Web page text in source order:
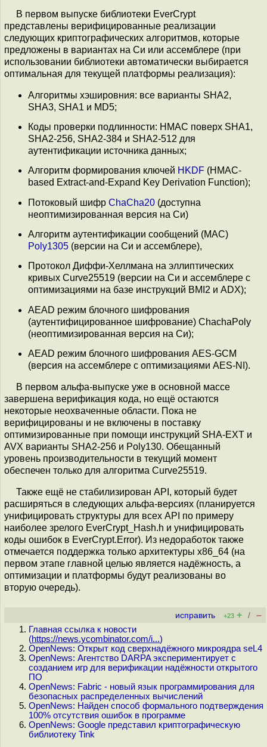
В первом выпуске библиотеки EverCrypt
представлены верифицированные реализации
следующих криптографических алгоритмов, которые
предложены в вариантах на Си или ассемблере (при
использовании библиотеки автоматически выбирается
оптимальная для текущей платформы реализация):
Алгоритмы хэшировния: все варианты SHA2,
SHA3, SHA1 и MD5;
Коды проверки подлинности: HMAC поверх SHA1,
SHA2-256, SHA2-384 и SHA2-512 для
аутентификации источника данных;
Алгоритм формирования ключей HKDF (HMAC-
based Extract-and-Expand Key Derivation Function);
Потоковый шифр ChaCha20 (доступна
неоптимизированная версия на Си)
Алгоритм аутентификации сообщений (MAC)
Poly1305 (версии на Си и ассемблере),
Протокол Диффи-Хеллмана на эллиптических
кривых Curve25519 (версии на Си и ассемблере с
оптимизациями на базе инструкций BMI2 и ADX);
AEAD режим блочного шифрования
(аутентифицированное шифрование) ChachaPoly
(неоптимизированная версия на Си);
AEAD режим блочного шифрования AES-GCM
(версия на ассемблере с оптимизациями AES-NI).
В первом альфа-выпуске уже в основной массе
завершена верификация кода, но ещё остаются
некоторые неохваченные области. Пока не
верифицированы и не включены в поставку
оптимизированные при помощи инструкций SHA-EXT и
AVX варианты SHA2-256 и Poly130. Обещанный
уровень производительности в текущий момент
обеспечен только для алгоритма Curve25519.
Также ещё не стабилизирован API, который будет
расширяться в следующих альфа-версиях (планируется
унифицировать структуры для всех API по примеру
наиболее зрелого EverCrypt_Hash.h и унифицировать
коды ошибок в EverCrypt.Error). Из недоработок также
отмечается поддержка только архитектуры x86_64 (на
первом этапе главной целью является надёжность, а
оптимизации и платформы будут реализованы во
вторую очередь).
исправить +23 + / –
Главная ссылка к новости
(https://news.ycombinator.com/i...)
OpenNews: Открыт код сверхнадёжного микроядра seL4
OpenNews: Агентство DARPA экспериментирует с
созданием игр для верификации надёжности открытого
ПО
OpenNews: Fabric - новый язык программирования для
безопасных распределенных вычислений
OpenNews: Найден способ формального подтверждения
100% отсутствия ошибок в программе
OpenNews: Google представил криптографическую
библиотеку Tink